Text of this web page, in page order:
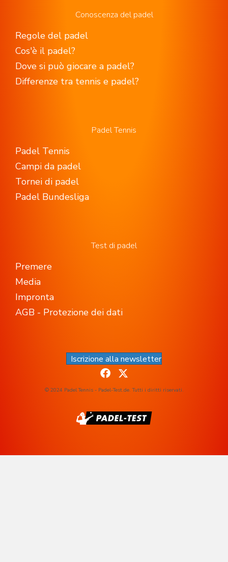
Conoscenza del padel
Regole del padel
Cos'è il padel?
Dove si può giocare a padel?
Differenze tra tennis e padel?
Padel Tennis
Padel Tennis
Campi da padel
Tornei di padel
Padel Bundesliga
Test di padel
Premere
Media
Impronta
AGB - Protezione dei dati
Iscrizione alla newsletter
© 2024 Padel Tennis - Padel-Test.de. Tutti i diritti riservati.